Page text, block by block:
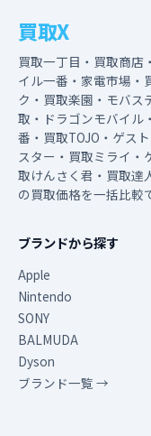
買取X
買取一丁目・買取商店
イル一番・家電市場・
ク・買取楽園・モバス
取・ドラゴンモバイル
番・買取TOJO・ゲス
スター・買取ミライ・
取けんさく君・買取達
の買取価格を一括比較
ブランドから探す
Apple
Nintendo
SONY
BALMUDA
Dyson
ブランド一覧 →